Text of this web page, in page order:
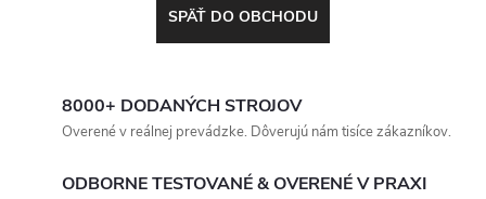
SPÄŤ DO OBCHODU
8000+ DODANÝCH STROJOV
Overené v reálnej prevádzke. Dôverujú nám tisíce zákazníkov.
ODBORNE TESTOVANÉ & OVERENÉ V PRAXI